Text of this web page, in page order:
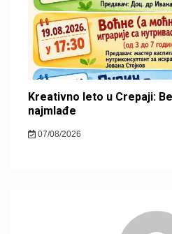
Kreativno leto u Crepaji:
najmlađe
07/08/2026